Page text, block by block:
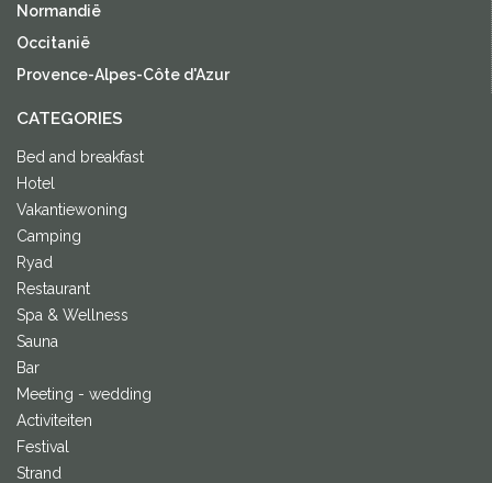
Normandië
Occitanië
Provence-Alpes-Côte d'Azur
CATEGORIES
Bed and breakfast
Hotel
Vakantiewoning
Camping
Ryad
Restaurant
Spa & Wellness
Sauna
Bar
Meeting - wedding
Activiteiten
Festival
Strand